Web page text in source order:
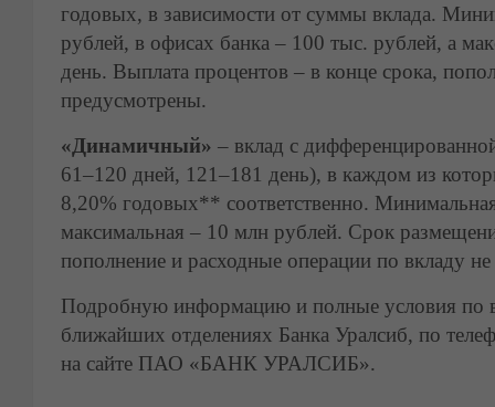
годовых, в зависимости от суммы вклада.
рублей, в офисах банка – 100 тыс. рублей, а
день. Выплата процентов – в конце срока,
предусмотрены.
«Динамичный» – вклад с
61–120 дней, 121–181 день), в каждом из
8,20% годовых** соответственно.
максимальная – 10 млн рублей. Срок
пополнение и расходные операции по вкладу
Подробную информацию и полные условия по
ближайших отделениях Банка Уралсиб, по
на сайте ПАО «БАНК УРАЛСИБ».